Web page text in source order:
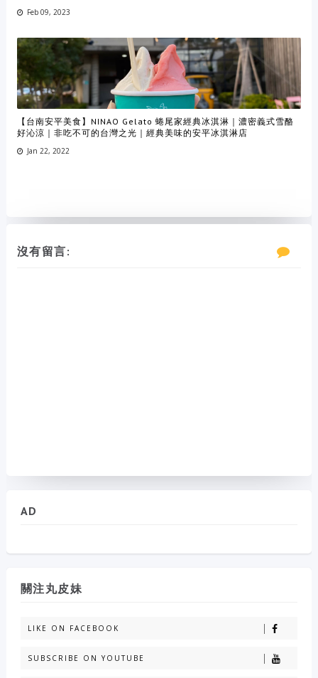
Feb 09, 2023
【台南安平美食】NINAO Gelato 蜷尾家經典冰淇淋｜濃密義式雪酪
好沁涼｜非吃不可的台灣之光｜經典美味的安平冰淇淋店
Jan 22, 2022
沒有留言:
AD
關注丸皮妹
LIKE ON FACEBOOK
SUBSCRIBE ON YOUTUBE